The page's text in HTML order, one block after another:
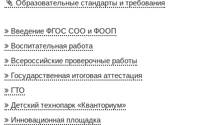
Образовательные стандарты и требования
Введение ФГОС СОО и ФООП
Воспитательная работа
Всероссийские проверочные работы
Государственная итоговая аттестация
ГТО
Детский технопарк «Кванториум»
Инновационная площадка